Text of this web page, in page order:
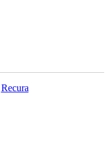
Recura